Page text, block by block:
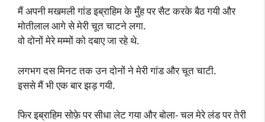
मैं अपनी मखमली गांड इब्राहिम के मुँह पर सैट करके बैठ गयी और
मोतीलाल आगे से मेरी चूत चाटने लगा.
वो दोनों मेरे मम्मों को दबाए जा रहे थे.
लगभग दस मिनट तक उन दोनों ने मेरी गांड और चूत चाटी.
इससे मैं भी एक बार झड़ गयी.
फिर इब्राहिम सोफ़े पर सीधा लेट गया और बोला- चल मेरे लंड पर तेरी